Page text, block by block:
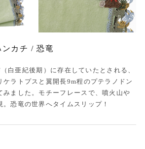
ンカチ / 恐竜
白亜紀後期）に存在していたとされる、
ケラトプスと翼開長9m程のプテラノドン
みました。モチーフレースで、噴火山や
恐竜の世界へタイムスリップ！